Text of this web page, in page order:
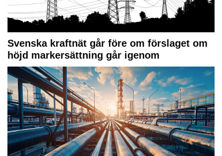
Svenska kraftnät går före om förslaget om
höjd markersättning går igenom